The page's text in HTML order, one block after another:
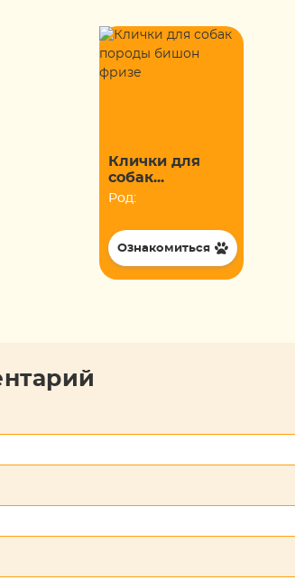
Клички для
собак...
Род:
Ознакомиться